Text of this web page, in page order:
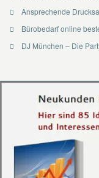
Ansprechende
Bürobedarf online
DJ München – Die